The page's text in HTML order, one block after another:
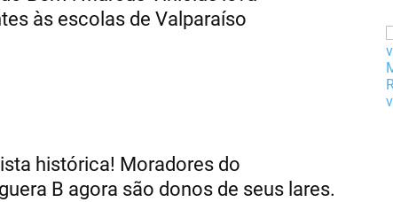
às escolas de Valparaíso
histórica! Moradores do
B agora são donos de seus lares.